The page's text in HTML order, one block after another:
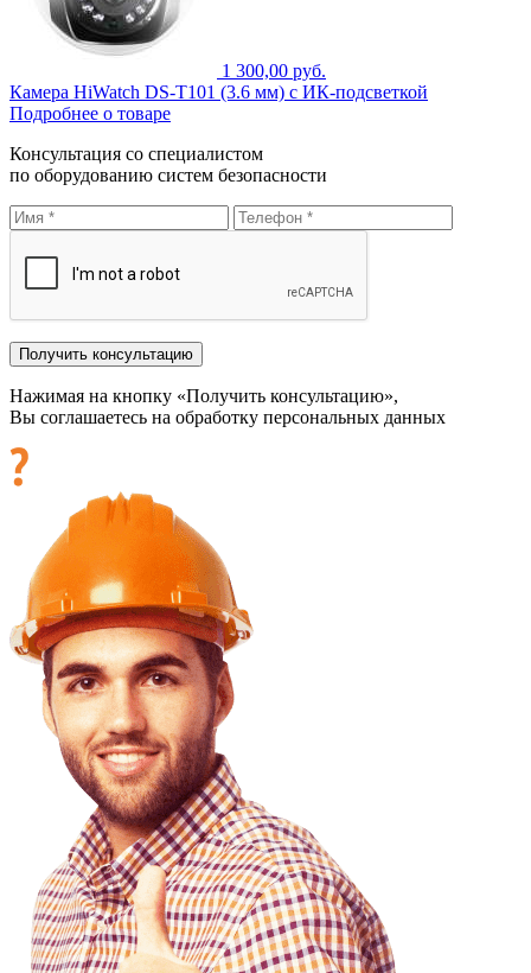
1 300,00 руб.
Камера HiWatch DS-T101 (3.6 мм) с ИК-подсветкой
Подробнее о товаре
Консультация со специалистом
по оборудованию систем безопасности
Нажимая на кнопку «Получить консультацию»,
Вы соглашаетесь на обработку персональных данных